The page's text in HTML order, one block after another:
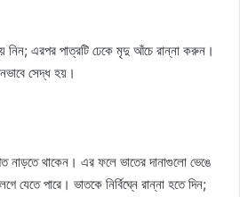
নিন; এরপর পাত্রটি ঢেকে মৃদু আঁচে রান্না করুন।
সেদ্ধ হয়।
নাড়তে থাকেন। এর ফলে ভাতের দানাগুলো ভেঙে
যেতে পারে। ভাতকে নির্বিঘ্নে রান্না হতে দিন;